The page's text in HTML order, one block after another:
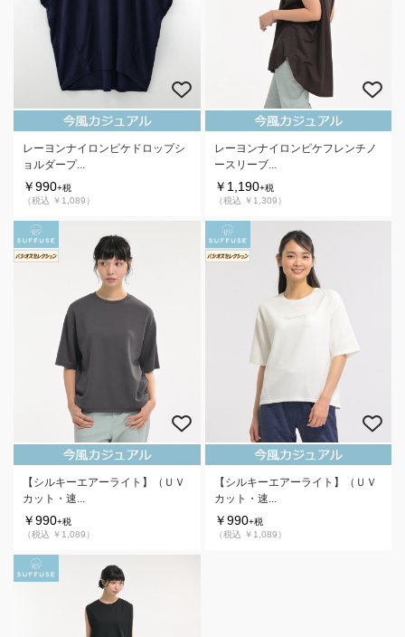
レーヨンナイロンピケドロップシ
ョルダープ...
￥990+税
（税込 ￥1,089）
レーヨンナイロンピケフレンチノ
ースリーブ...
￥1,190+税
（税込 ￥1,309）
【シルキーエアーライト】（ＵＶ
カット・速...
￥990+税
（税込 ￥1,089）
【シルキーエアーライト】（ＵＶ
カット・速...
￥990+税
（税込 ￥1,089）